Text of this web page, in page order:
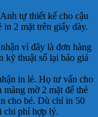
tự thiết kế cho cậu
2 mặt trên giấy dày.
vì đây là đơn hàng
kỹ thuật số lại báo giá
in lẻ. Họ tư vấn cho
mờ 2 mặt để thẻ
cho bé. Dù chỉ in 50
chi phí hợp lý.